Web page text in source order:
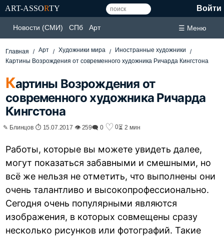
ART-ASSORTY Войти
Новости (СМИ) СПб Арт ☰ Меню
Главная Арт Художники мира
Иностранные художники
Картины Возрождения от современного художника Ричарда Кингстона
Картины Возрождения от
современного художника Ричарда
Кингстона
✎ Блинцов ⏱ 15.07.2017 👁 259🗨 0 ♡ 0⏳ 2 мин
Работы, которые вы можете увидеть далее,
могут показаться забавными и смешными, но
всё же нельзя не отметить, что выполнены они
очень талантливо и высокопрофессионально.
Сегодня очень популярными являются
изображения, в которых совмещены сразу
несколько рисунков или фотографий. Такие